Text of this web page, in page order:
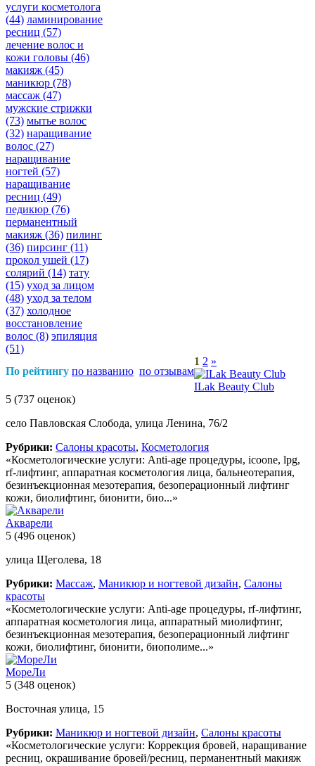
услуги косметолога
(44) ламинирование
ресниц (57)
лечение волос и
кожи головы (46)
макияж (45)
маникюр (78)
массаж (47)
мужские стрижки
(73) мытье волос
(32) наращивание
волос (27)
наращивание
ногтей (57)
наращивание
ресниц (49)
педикюр (76)
перманентный
макияж (36) пилинг
(36) пирсинг (11)
прокол ушей (17)
солярий (14) тату
(15) уход за лицом
(48) уход за телом
(37) холодное
восстановление
волос (8) эпиляция
(51)
По рейтингу по названию по отзывам
1 2 »
ILak Beauty Club
5 (737 оценок)
село Павловская Слобода, улица Ленина, 76/2
Рубрики: Салоны красоты, Косметология
«Косметологические услуги: Anti-age процедуры, icoone, lpg,
rf-лифтинг, аппаратная косметология лица, бальнеотерапия,
безинъекционная мезотерапия, безоперационный лифтинг
кожи, биолифтинг, бионити, био...»
Акварели
5 (496 оценок)
улица Щеголева, 18
Рубрики: Массаж, Маникюр и ногтевой дизайн, Салоны
красоты
«Косметологические услуги: Anti-age процедуры, rf-лифтинг,
аппаратная косметология лица, аппаратный миолифтинг,
безинъекционная мезотерапия, безоперационный лифтинг
кожи, биолифтинг, бионити, биополиме...»
МореЛи
5 (348 оценок)
Восточная улица, 15
Рубрики: Маникюр и ногтевой дизайн, Салоны красоты
«Косметологические услуги: Коррекция бровей, наращивание
ресниц, окрашивание бровей/ресниц, перманентный макияж